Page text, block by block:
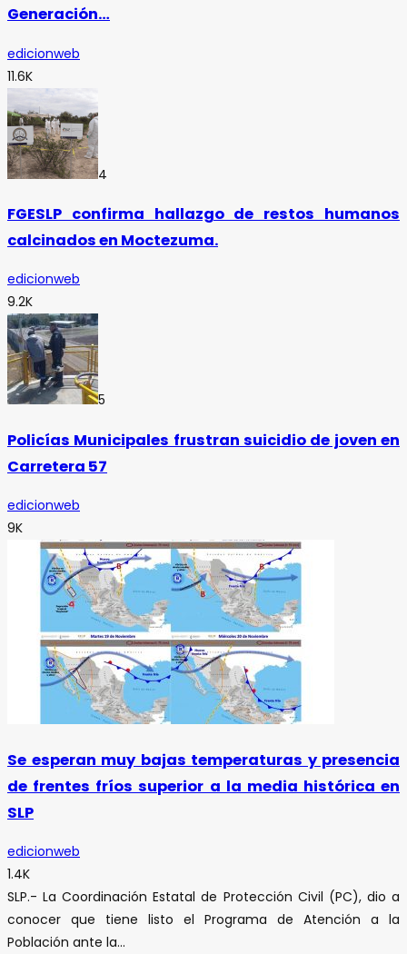
Generación…
edicionweb
11.6K
4
FGESLP confirma hallazgo de restos humanos
calcinados en Moctezuma.
edicionweb
9.2K
5
Policías Municipales frustran suicidio de joven en
Carretera 57
edicionweb
9K
Se esperan muy bajas temperaturas y presencia
de frentes fríos superior a la media histórica en
SLP
edicionweb
1.4K
SLP.- La Coordinación Estatal de Protección Civil (PC), dio a
conocer que tiene listo el Programa de Atención a la
Población ante la...